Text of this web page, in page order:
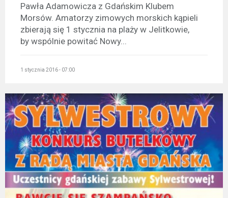
Pawła Adamowicza z Gdańskim Klubem
Morsów. Amatorzy zimowych morskich kąpieli
zbierają się 1 stycznia na plaży w Jelitkowie,
by wspólnie powitać Nowy...
1 stycznia 2016 - 07:00